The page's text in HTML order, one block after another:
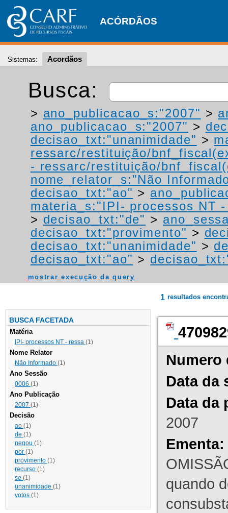
ACÓRDÃOS
Sistemas: Acordãos
Busca:
> ano_publicacao_s:"2007" >
ano_publicacao_s:"2007" >
decisao_txt:"unanimidade" >
ressarc/restituição/
- ressarc/restituição/
nome_relator_s:"Não
decisao_txt:"ao" >
materia_s:"IPI- processos NT
> decisao_txt:"de" >
decisao_txt:"provimento" >
decisao_txt:"unanimidade" >
decisao_txt:"ao" >
mostrar execução da query
BUSCA FACETADA
Matéria
IPI- processos NT - ressa (1)
Nome Relator
Não Informado (1)
Ano Sessão
0006 (1)
Ano Publicação
2007 (1)
Decisão
ao (1)
de (1)
negou (1)
por (1)
provimento (1)
recurso (1)
se (1)
unanimidade (1)
votos (1)
1 resultados
Numero
Data da
Data da
2007
Ementa:
quando